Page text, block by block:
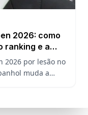
2026: como
ranking e a
2026 por lesão no
muda a